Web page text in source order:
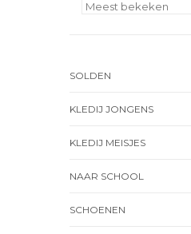
SOLDEN
KLEDIJ JONGENS
KLEDIJ MEISJES
NAAR SCHOOL
SCHOENEN